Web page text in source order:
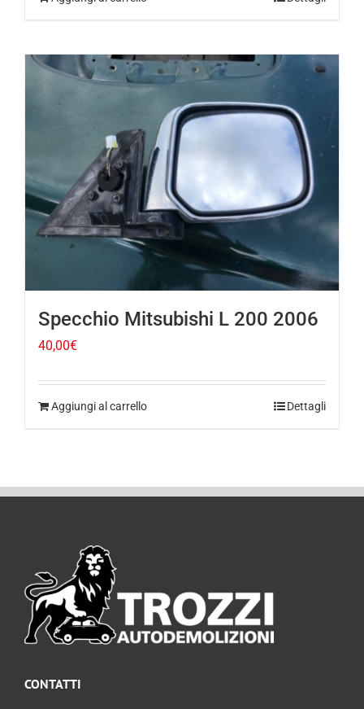
Specchio Mitsubishi L 200 2006
40,00€
Aggiungi al carrello Dettagli
CONTATTI